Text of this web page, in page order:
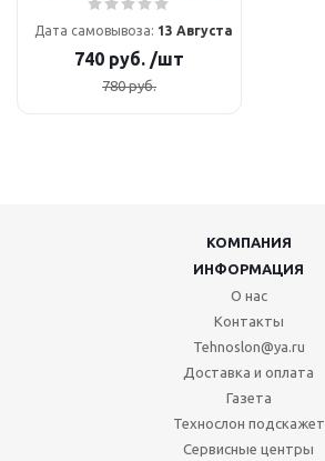
Дата самовывоза: 13 Августа
740 руб. /шт
780руб.
КОМПАНИЯ
ИНФОРМАЦИЯ
О нас
Контакты
Tehnoslon@ya.ru
Доставка и оплата
Газета
Технослон подскажет
Сервисные центры